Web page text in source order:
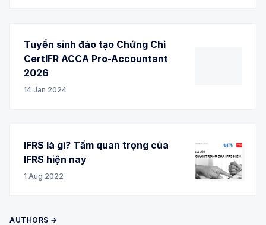
Tuyển sinh đào tạo Chứng Chỉ
CertIFR ACCA Pro-Accountant
2026
14 Jan 2024
IFRS là gì? Tầm quan trọng của
IFRS hiện nay
1 Aug 2022
AUTHORS →